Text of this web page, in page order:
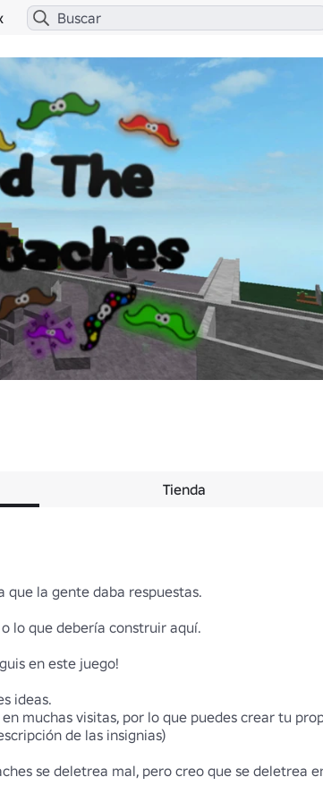
Tienda
que la gente daba respuestas.
lo que debería construir aquí.
en este juego!
ideas.
muchas visitas, por lo que puedes crear tu
de las insignias)
se deletrea mal, pero creo que se deletrea